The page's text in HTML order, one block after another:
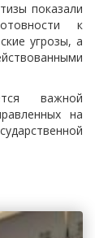
показали
к
угрозы, а
важной
на